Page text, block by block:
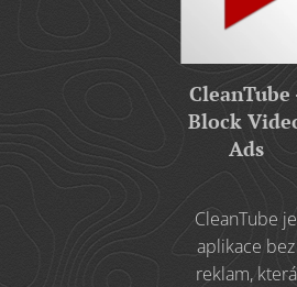
CleanTube
Block
Ads
CleanTube je
aplikace bez
reklam, která